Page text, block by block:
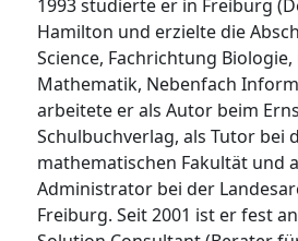
1993 studierte er in Freiburg
Hamilton und erzielte die
Science, Fachrichtung
Mathematik, Nebenfach
arbeitete er als Autor beim
Schulbuchverlag, als Tutor bei
mathematischen Fakultät und
Administrator bei der
Freiburg. Seit 2001 ist er fest